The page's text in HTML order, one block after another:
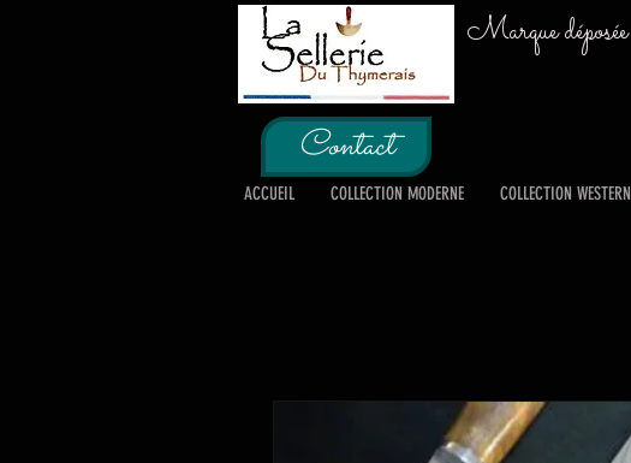
Marque déposée
Contact
ACCUEIL COLLECTION MODERNE COLLECTION WESTERN